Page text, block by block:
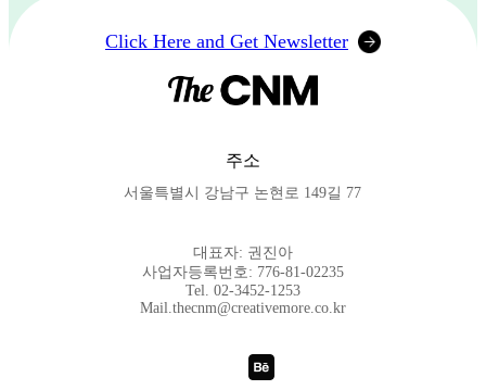
Click Here and Get Newsletter
주소
서울특별시 강남구 논현로 149길 77
대표자: 권진아
사업자등록번호: 776-81-02235
Tel. 02-3452-1253
Mail.thecnm@creativemore.co.kr